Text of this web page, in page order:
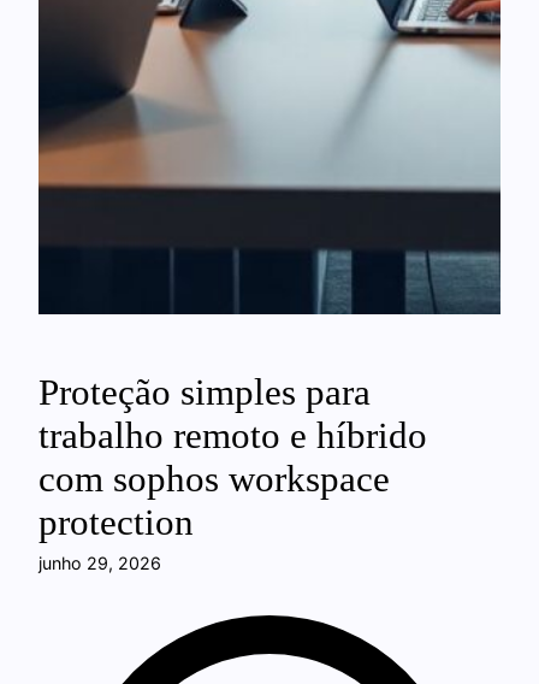
Proteção simples para
trabalho remoto e híbrido
com sophos workspace
protection
junho 29, 2026